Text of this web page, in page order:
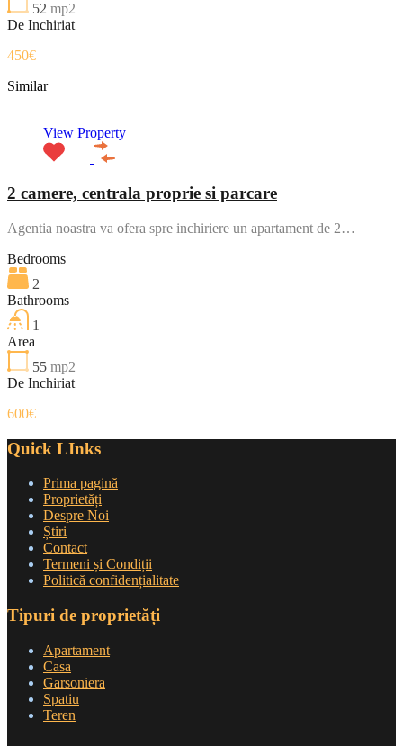
52 mp2
De Inchiriat
450€
Similar
View Property
2 camere, centrala proprie si parcare
Agentia noastra va ofera spre inchiriere un apartament de 2…
Bedrooms
2
Bathrooms
1
Area
55 mp2
De Inchiriat
600€
Quick LInks
Prima pagină
Proprietăți
Despre Noi
Știri
Contact
Termeni și Condiții
Politică confidențialitate
Tipuri de proprietăți
Apartament
Casa
Garsoniera
Spatiu
Teren